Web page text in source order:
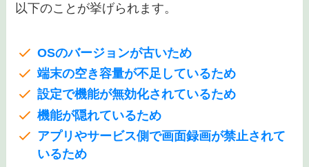
以下のことが挙げられます。
OSのバージョンが古いため
端末の空き容量が不足しているため
設定で機能が無効化されているため
機能が隠れているため
アプリやサービス側で画面録画が禁止されて
いるため